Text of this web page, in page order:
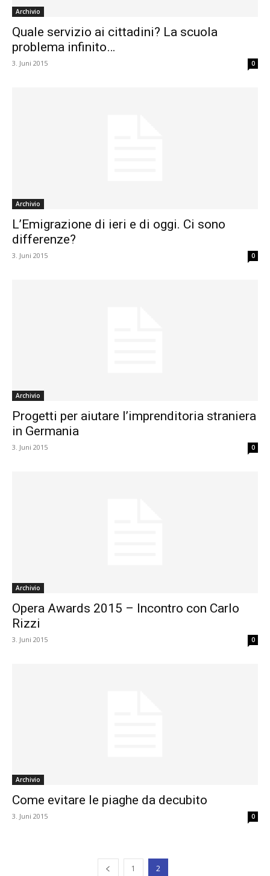
Archivio
Quale servizio ai cittadini? La scuola
problema infinito…
3. Juni 2015 0
Archivio
L’Emigrazione di ieri e di oggi. Ci sono
differenze?
3. Juni 2015 0
Archivio
Progetti per aiutare l’imprenditoria straniera
in Germania
3. Juni 2015 0
Archivio
Opera Awards 2015 – Incontro con Carlo
Rizzi
3. Juni 2015 0
Archivio
Come evitare le piaghe da decubito
3. Juni 2015 0
1 2